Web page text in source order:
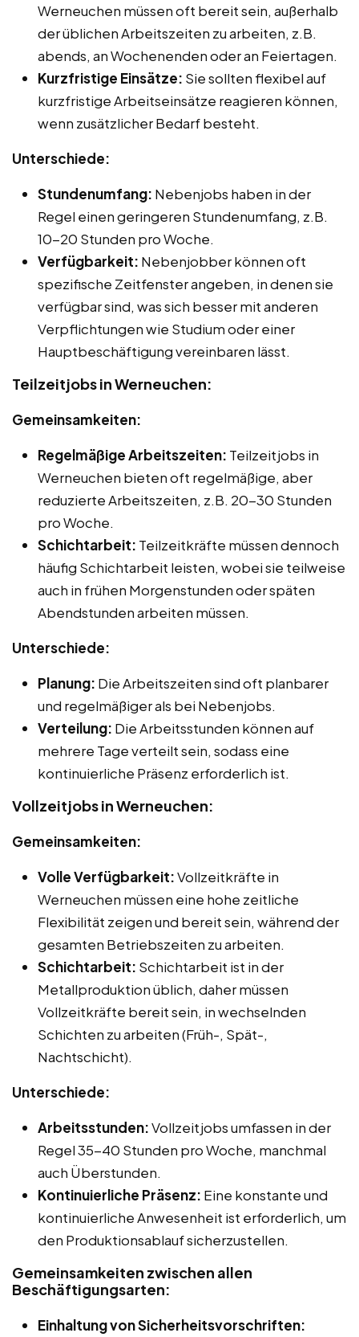
Werneuchen müssen oft bereit sein, außerhalb
der üblichen Arbeitszeiten zu arbeiten, z.B.
abends, an Wochenenden oder an Feiertagen.
Kurzfristige Einsätze: Sie sollten flexibel auf
kurzfristige Arbeitseinsätze reagieren können,
wenn zusätzlicher Bedarf besteht.
Unterschiede:
Stundenumfang: Nebenjobs haben in der
Regel einen geringeren Stundenumfang, z.B.
10-20 Stunden pro Woche.
Verfügbarkeit: Nebenjobber können oft
spezifische Zeitfenster angeben, in denen sie
verfügbar sind, was sich besser mit anderen
Verpflichtungen wie Studium oder einer
Hauptbeschäftigung vereinbaren lässt.
Teilzeitjobs in Werneuchen:
Gemeinsamkeiten:
Regelmäßige Arbeitszeiten: Teilzeitjobs in
Werneuchen bieten oft regelmäßige, aber
reduzierte Arbeitszeiten, z.B. 20-30 Stunden
pro Woche.
Schichtarbeit: Teilzeitkräfte müssen dennoch
häufig Schichtarbeit leisten, wobei sie teilweise
auch in frühen Morgenstunden oder späten
Abendstunden arbeiten müssen.
Unterschiede:
Planung: Die Arbeitszeiten sind oft planbarer
und regelmäßiger als bei Nebenjobs.
Verteilung: Die Arbeitsstunden können auf
mehrere Tage verteilt sein, sodass eine
kontinuierliche Präsenz erforderlich ist.
Vollzeitjobs in Werneuchen:
Gemeinsamkeiten:
Volle Verfügbarkeit:Vollzeitkräfte in
Werneuchen müssen eine hohe zeitliche
Flexibilität zeigen und bereit sein, während der
gesamten Betriebszeiten zu arbeiten.
Schichtarbeit: Schichtarbeit ist in der
Metallproduktion üblich, daher müssen
Vollzeitkräfte bereit sein, in wechselnden
Schichten zu arbeiten (Früh-, Spät-,
Nachtschicht).
Unterschiede:
Arbeitsstunden:Vollzeitjobs umfassen in der
Regel 35-40 Stunden pro Woche, manchmal
auch Überstunden.
Kontinuierliche Präsenz: Eine konstante und
kontinuierliche Anwesenheit ist erforderlich, um
den Produktionsablauf sicherzustellen.
Gemeinsamkeiten zwischen allen
Beschäftigungsarten:
Einhaltung von Sicherheitsvorschriften: